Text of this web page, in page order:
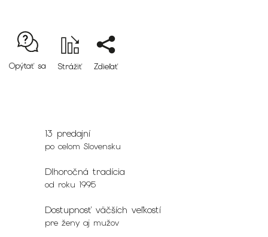
Opýtať sa Strážiť Zdieľať
13 predajní
po celom Slovensku
Dlhoročná tradícia
od roku 1995
Dostupnosť väčších veľkostí
pre ženy aj mužov